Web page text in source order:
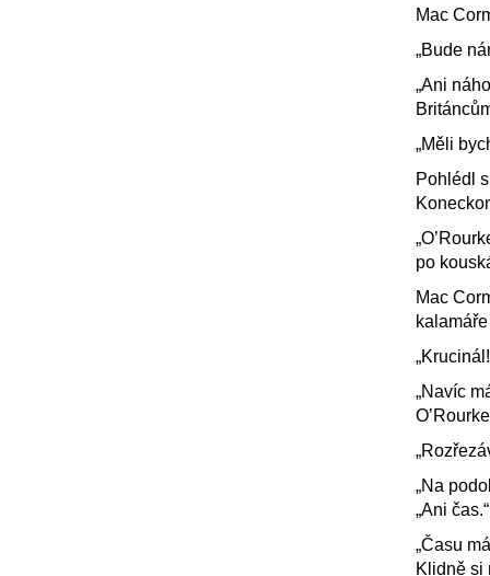
Mac
„Bude
„Ani
„Měli
Pohlédl
po
Mac
„Navíc
„Na
„Ani čas.“
„Času
Klidně si